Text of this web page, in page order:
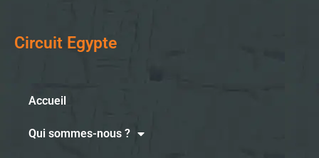
Circuit Egypte
Accueil
Qui sommes-nous ?